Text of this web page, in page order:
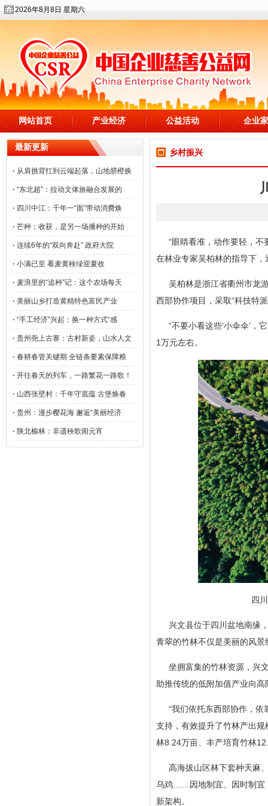
2026年8月8日 星期六
网站首页 产业经济 公益活动 企业家
最新更新
· 从肩挑背扛到云端起落，山地脐橙换
· “东北超”：拉动文体旅融合发展的
· 四川中江：千年一“面”带动消费焕
· 芒种：收获，是另一场播种的开始
· 连续6年的“双向奔赴” 政府大院
· 小满已至 看麦黄秧绿迎夏收
· 麦浪里的“追种”记：这个农场每天
· 美丽山乡打造黄精特色富民产业
· “手工经济”兴起：换一种方式“感
· 贵州尧上古寨：古村新姿，山水人文
· 春耕春管关键期 全链条要素保障粮
· 开往春天的列车，一路繁花一路歌！
· 山西张壁村：千年守底蕴 古堡焕春
· 贵州：漫步樱花海 邂逅“美丽经济
· 陕北榆林：非遗秧歌闹元宵
乡村振兴
“眼睛看准，动作要轻，
在林业专家吴柏林的指导下
吴柏林是浙江省衢州市龙
西部协作项目，采取“科技特
“不要小看这些‘小伞伞’
1万元左右。
四川省
兴文县位于四川盆地南缘
青翠的竹林不仅是美丽的风景
坐拥富集的竹林资源，兴
助推传统的低附加值产业向高
“我们依托东西部协作，
支持，有效提升了竹林产出
林8.24万亩、丰产培育竹林
高海拔山区林下套种天麻
乌鸡……因地制宜、因时制宜
新架构。